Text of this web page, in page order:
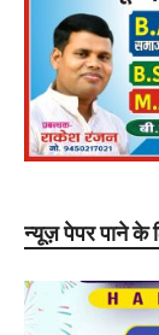
न्यूज़ पेपर पाने के